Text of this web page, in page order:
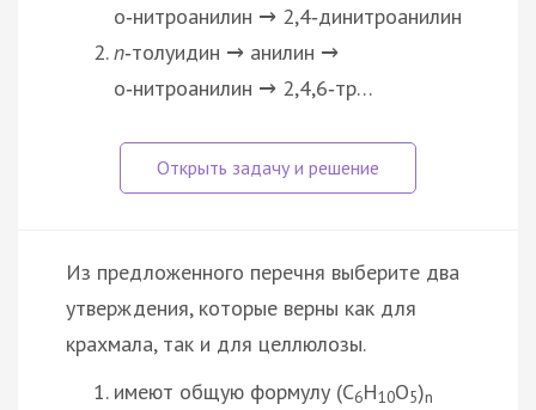
о‑нитроанилин → 2,4‑динитроанилин
п‑толуидин → анилин →
о‑нитроанилин → 2,4,6‑тр…
Из предложенного перечня выберите два
утверждения, которые верны как для
крахмала, так и для целлюлозы.
имеют общую формулу (C6H10O5)n